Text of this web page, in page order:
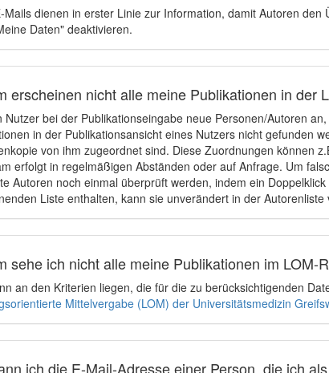
Mails dienen in erster Linie zur Information, damit Autoren
Daten" deaktivieren.
erscheinen nicht alle meine Publikationen in
Nutzer bei der Publikationseingabe neue Personen/Autoren
in der Publikationsansicht eines Nutzers nicht gefunden
von ihm zugeordnet sind. Diese Zuordnungen können
erfolgt in regelmäßigen Abständen oder auf Anfrage. Um
Autoren noch einmal überprüft werden, indem ein
Liste enthalten, kann sie unverändert in der
sehe ich nicht alle meine Publikationen im LOM-
an den Kriterien liegen, die für die zu berücksichtigenden
Mittelvergabe (LOM) der Universitätsmedizin
ich die E-Mail-Adresse einer Person, die ich